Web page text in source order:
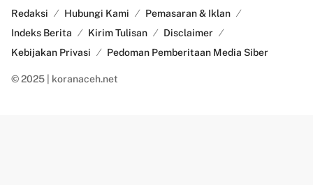
Redaksi Hubungi Kami
Pemasaran & Iklan
Indeks Berita
Kirim Tulisan
Disclaimer
Kebijakan Privasi
Pedoman Pemberitaan Media Siber
© 2025 | koranaceh.net